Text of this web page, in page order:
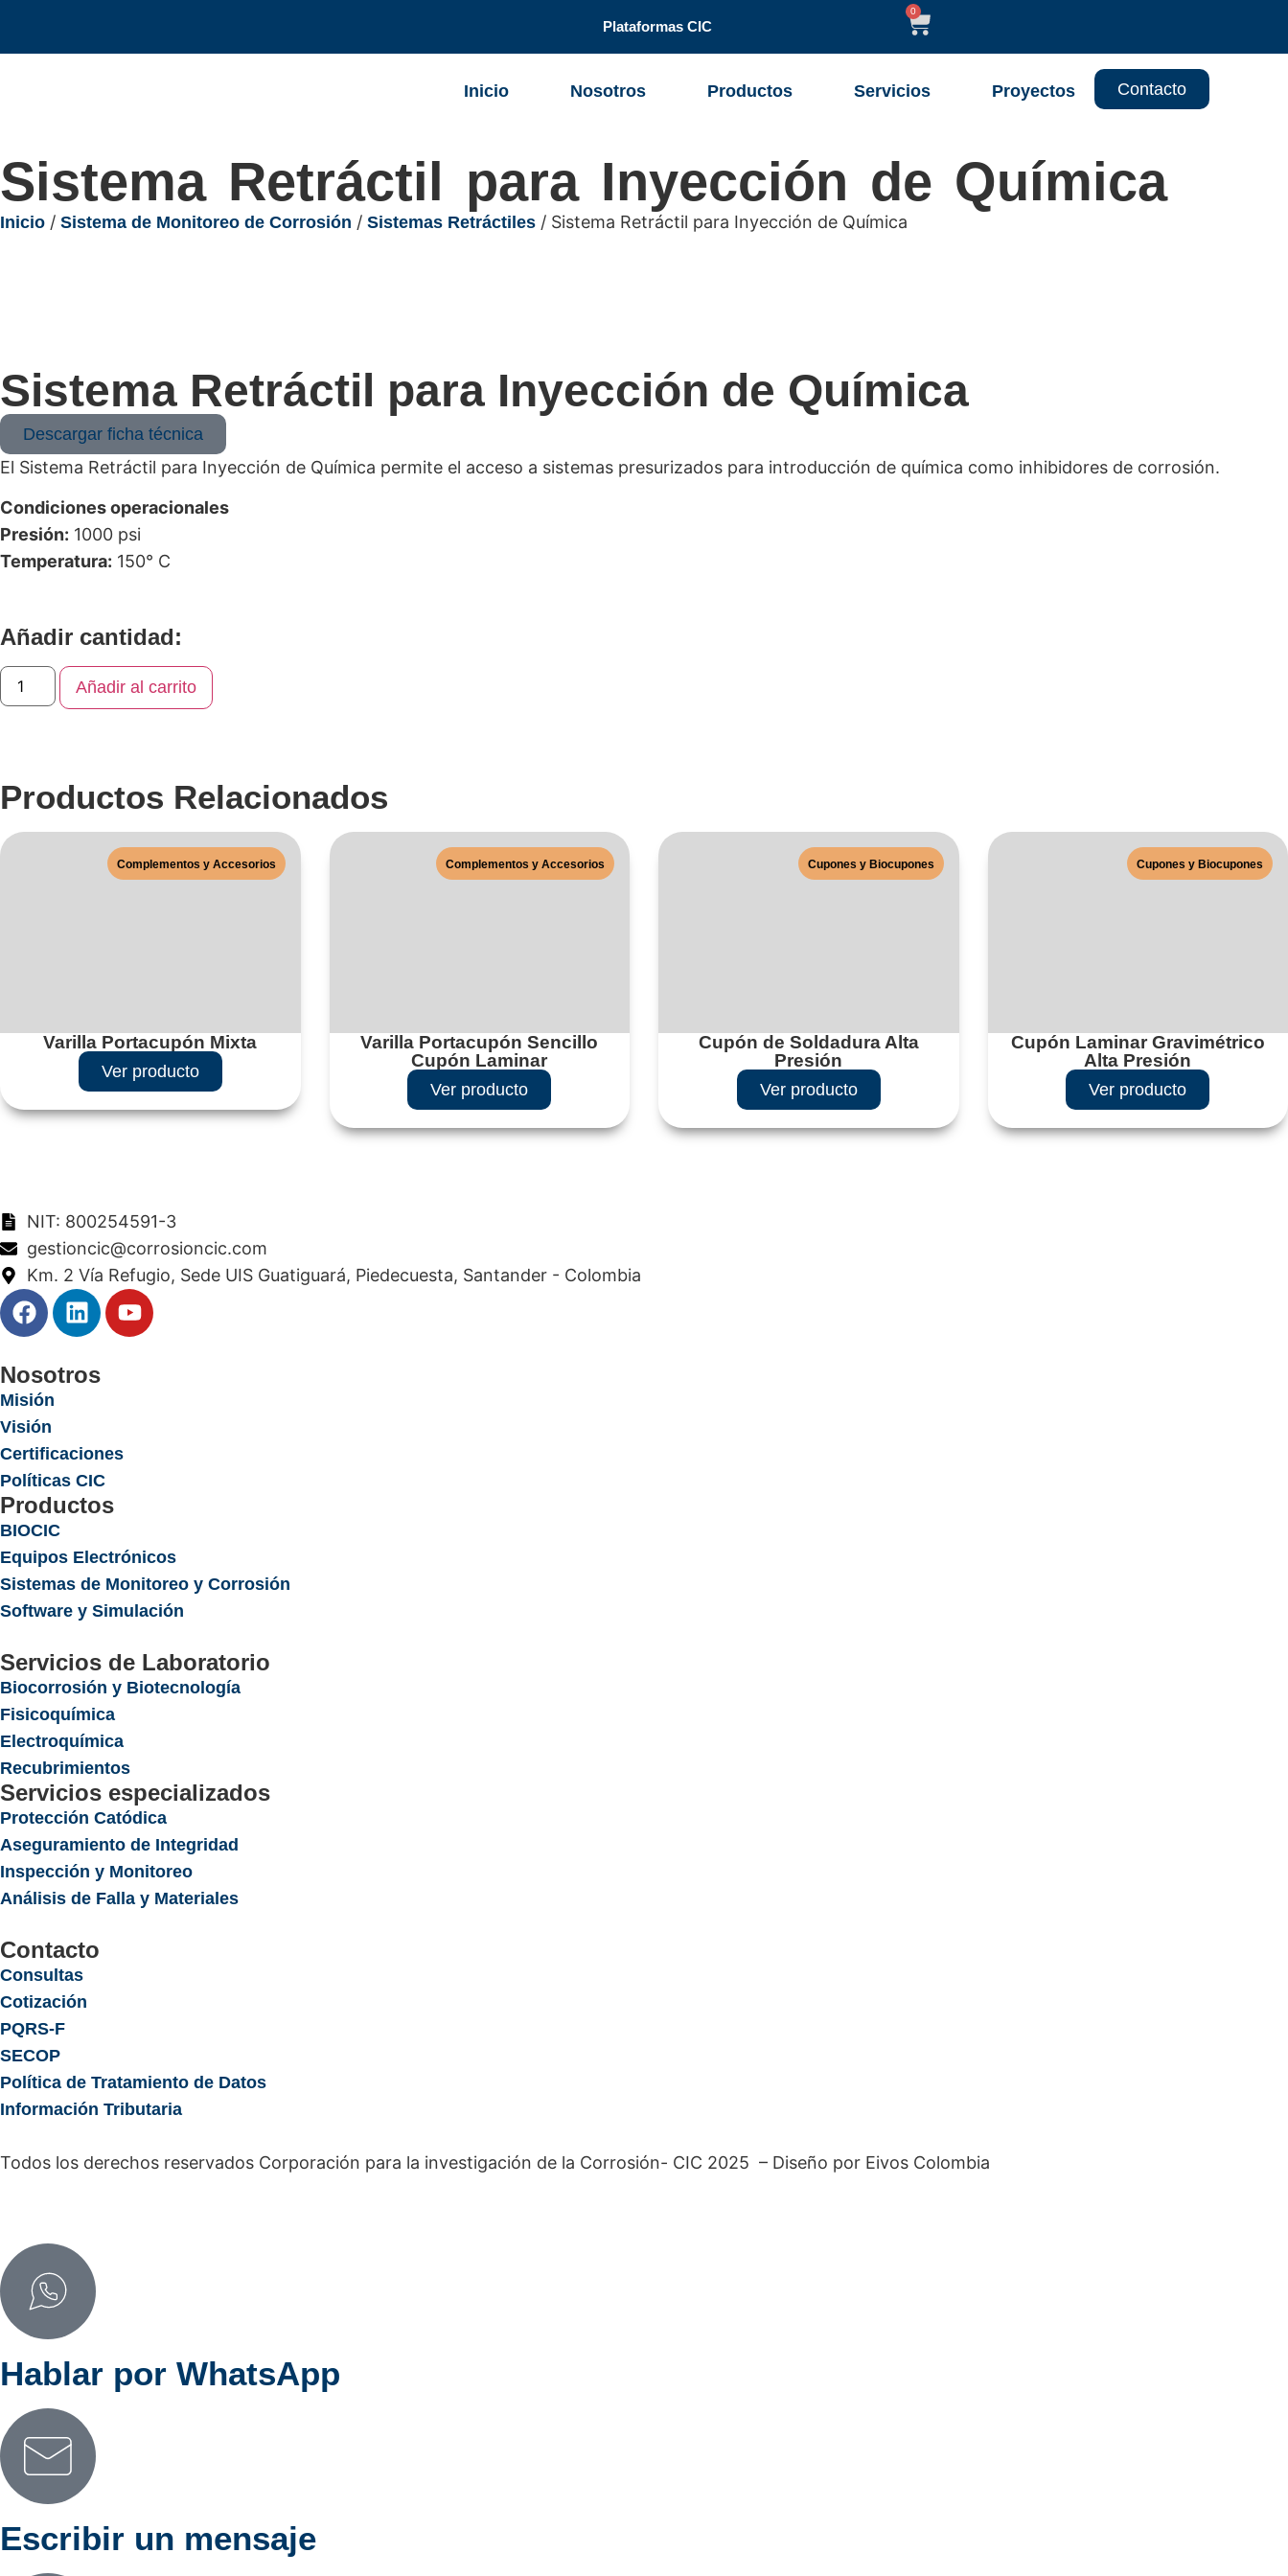
Plataformas CIC
0
Inicio Nosotros Productos Servicios Proyectos Contacto
Sistema Retráctil para Inyección de Química
Inicio / Sistema de Monitoreo de Corrosión / Sistemas Retráctiles / Sistema Retráctil para Inyección de Química
Sistema Retráctil para Inyección de Química
Descargar ficha técnica
El Sistema Retráctil para Inyección de Química permite el acceso a sistemas presurizados para introducción de química como inhibidores de corrosión.
Condiciones operacionales
Presión: 1000 psi
Temperatura: 150° C
Añadir cantidad:
Añadir al carrito
Productos Relacionados
Complementos y Accesorios
Varilla Portacupón Mixta
Ver producto
Complementos y Accesorios
Varilla Portacupón Sencillo
Cupón Laminar
Ver producto
Cupones y Biocupones
Cupón de Soldadura Alta
Presión
Ver producto
Cupones y Biocupones
Cupón Laminar Gravimétrico
Alta Presión
Ver producto
NIT: 800254591-3
gestioncic@corrosioncic.com
Km. 2 Vía Refugio, Sede UIS Guatiguará, Piedecuesta, Santander - Colombia
Nosotros
Misión
Visión
Certificaciones
Políticas CIC
Productos
BIOCIC
Equipos Electrónicos
Sistemas de Monitoreo y Corrosión
Software y Simulación
Servicios de Laboratorio
Biocorrosión y Biotecnología
Fisicoquímica
Electroquímica
Recubrimientos
Servicios especializados
Protección Catódica
Aseguramiento de Integridad
Inspección y Monitoreo
Análisis de Falla y Materiales
Contacto
Consultas
Cotización
PQRS-F
SECOP
Política de Tratamiento de Datos
Información Tributaria
Todos los derechos reservados Corporación para la investigación de la Corrosión- CIC 2025 – Diseño por Eivos Colombia
Hablar por WhatsApp
Escribir un mensaje